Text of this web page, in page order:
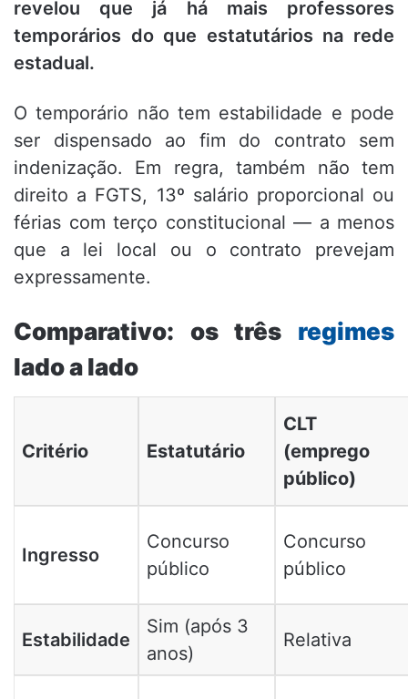
revelou que já há mais professores
temporários do que estatutários na rede
estadual.
O temporário não tem estabilidade e pode
ser dispensado ao fim do contrato sem
indenização. Em regra, também não tem
direito a FGTS, 13º salário proporcional ou
férias com terço constitucional — a menos
que a lei local ou o contrato prevejam
expressamente.
Comparativo: os três regimes
lado a lado
Critério Estatutário
CLT
(emprego
público)
Ingresso
Concurso
público
Concurso
público
Estabilidade
Sim (após 3
anos)
Relativa